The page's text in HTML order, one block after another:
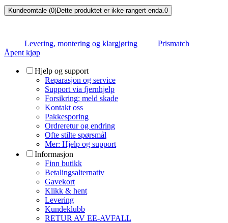
Kundeomtale (0)Dette produktet er ikke rangert enda. 0
Levering, montering og klargjøring
Prismatch
Åpent kjøp
Hjelp og support
Reparasjon og service
Support via fjernhjelp
Forsikring: meld skade
Kontakt oss
Pakkesporing
Ordreretur og endring
Ofte stilte spørsmål
Mer: Hjelp og support
Informasjon
Finn butikk
Betalingsalternativ
Gavekort
Klikk & hent
Levering
Kundeklubb
RETUR AV EE-AVFALL